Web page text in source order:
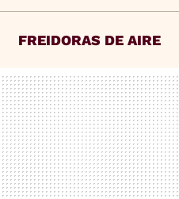
FREIDORAS DE AIRE